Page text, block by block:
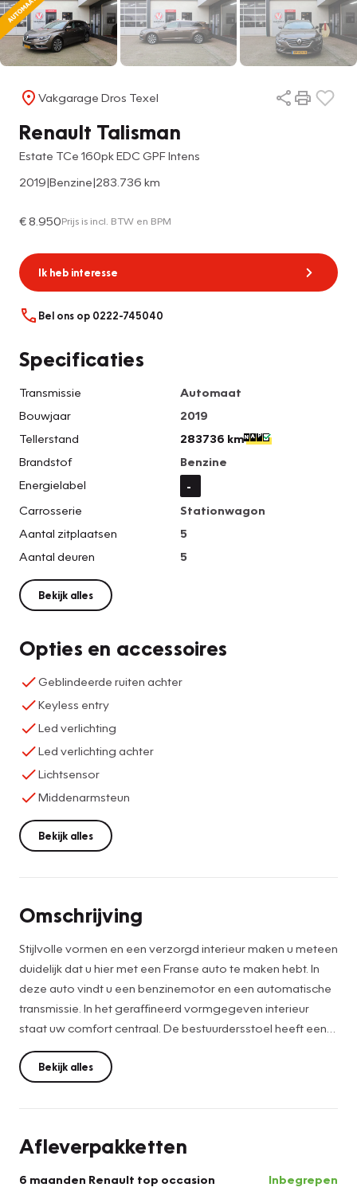
Vakgarage Dros Texel
Renault Talisman
Estate TCe 160pk EDC GPF Intens
2019|Benzine|283.736 km
€ 8.950Prijs is incl. BTW en BPM
Ik heb interesse
Bel ons op 0222-745040
Specificaties
Transmissie
Automaat
Bouwjaar
2019
Tellerstand
283736 km
Brandstof
Benzine
Energielabel
-
Carrosserie
Stationwagon
Aantal zitplaatsen
5
Aantal deuren
5
Bekijk alles
Opties en accessoires
Geblindeerde ruiten achter
Keyless entry
Led verlichting
Led verlichting achter
Lichtsensor
Middenarmsteun
Bekijk alles
Omschrijving
Stijlvolle vormen en een verzorgd interieur maken u meteen
duidelijk dat u hier met een Franse auto te maken hebt. In
deze auto vindt u een benzinemotor en een automatische
transmissie. In het geraffineerd vormgegeven interieur
staat uw comfort centraal. De bestuurdersstoel heeft een
massagefunctie, die u helpt om onderweg scherp en alert
te blijven. Ook 19 inch lichtmetalen velgen, LED koplampen,
instelbaar onderstel, elektrische handrem, donker getint
nooit meer. Daar zorgt de parkeerhulp met
Bekijk alles
Afleverpakketten
6 maanden Renault top occasion Inbegrepen